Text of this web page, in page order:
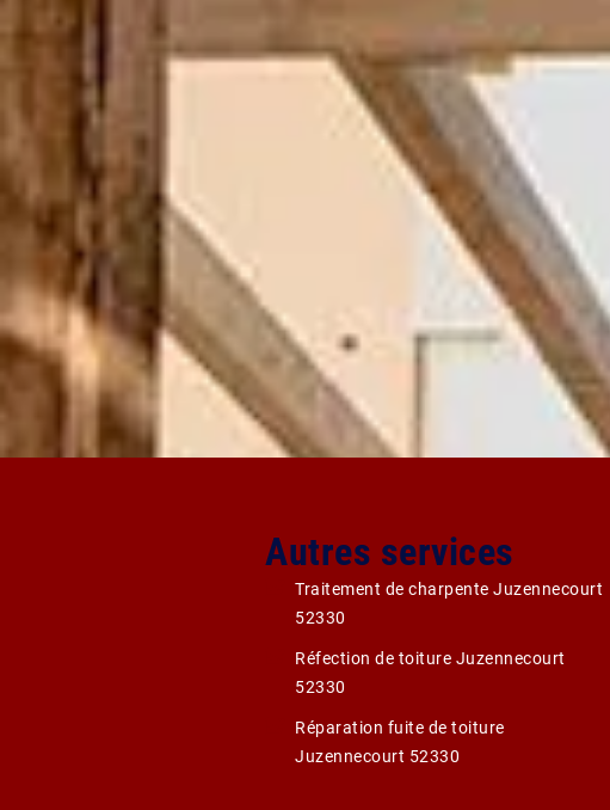
Autres services
Traitement de charpente Juzennecourt
52330
Réfection de toiture Juzennecourt
52330
Réparation fuite de toiture
Juzennecourt 52330